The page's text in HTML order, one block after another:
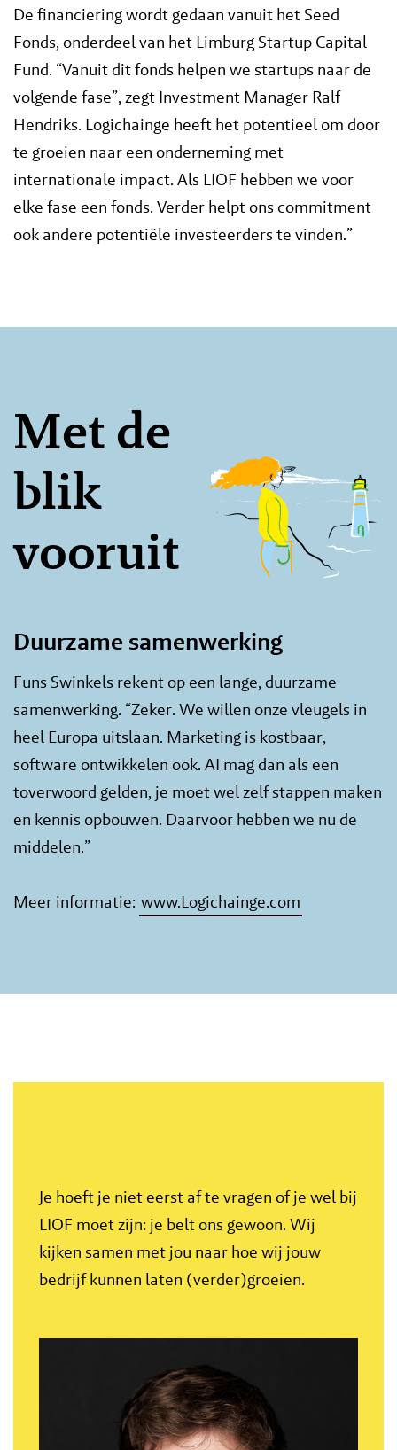
De financiering wordt gedaan vanuit het Seed
Fonds, onderdeel van het Limburg Startup Capital
Fund. “Vanuit dit fonds helpen we startups naar de
volgende fase”, zegt Investment Manager Ralf
Hendriks. Logichainge heeft het potentieel om door
te groeien naar een onderneming met
internationale impact. Als LIOF hebben we voor
elke fase een fonds. Verder helpt ons commitment
ook andere potentiële investeerders te vinden.”
Met de
blik
vooruit
Duurzame samenwerking
Funs Swinkels rekent op een lange, duurzame
samenwerking. “Zeker. We willen onze vleugels in
heel Europa uitslaan. Marketing is kostbaar,
software ontwikkelen ook. AI mag dan als een
toverwoord gelden, je moet wel zelf stappen maken
en kennis opbouwen. Daarvoor hebben we nu de
middelen.”
Meer informatie: www.Logichainge.com
Je hoeft je niet eerst af te vragen of je wel bij
LIOF moet zijn: je belt ons gewoon. Wij
kijken samen met jou naar hoe wij jouw
bedrijf kunnen laten (verder)groeien.